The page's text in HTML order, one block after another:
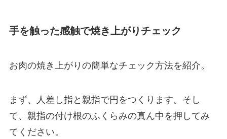
手を触った感触で焼き上がりチェック
お肉の焼き上がりの簡単なチェック方法を紹介。
まず、人差し指と親指で円をつくります。そし
て、親指の付け根のふくらみの真ん中を押してみ
てください。